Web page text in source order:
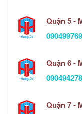
Quận 5 -
Quận 6 -
Quận 7 -